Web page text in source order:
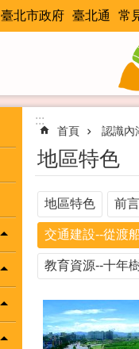
臺北市政府 臺北通 常
:::
首頁 認識內
地區特色
地區特色 前言
交通建設--從渡
教育資源--十年